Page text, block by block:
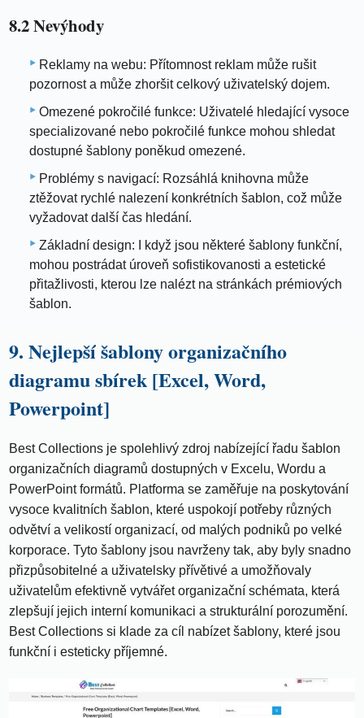
8.2 Nevýhody
Reklamy na webu: Přítomnost reklam může rušit
pozornost a může zhoršit celkový uživatelský dojem.
Omezené pokročilé funkce: Uživatelé hledající vysoce
specializované nebo pokročilé funkce mohou shledat
dostupné šablony poněkud omezené.
Problémy s navigací: Rozsáhlá knihovna může
ztěžovat rychlé nalezení konkrétních šablon, což může
vyžadovat další čas hledání.
Základní design: I když jsou některé šablony funkční,
mohou postrádat úroveň sofistikovanosti a estetické
přitažlivosti, kterou lze nalézt na stránkách prémiových
šablon.
9. Nejlepší šablony organizačního
diagramu sbírek [Excel, Word,
Powerpoint]
Best Collections je spolehlivý zdroj nabízející řadu šablon
organizačních diagramů dostupných v Excelu, Wordu a
PowerPoint formátů. Platforma se zaměřuje na poskytování
vysoce kvalitních šablon, které uspokojí potřeby různých
odvětví a velikostí organizací, od malých podniků po velké
korporace. Tyto šablony jsou navrženy tak, aby byly snadno
přizpůsobitelné a uživatelsky přívětivé a umožňovaly
uživatelům efektivně vytvářet organizační schémata, která
zlepšují jejich interní komunikaci a strukturální porozumění.
Best Collections si klade za cíl nabízet šablony, které jsou
funkční i esteticky příjemné.